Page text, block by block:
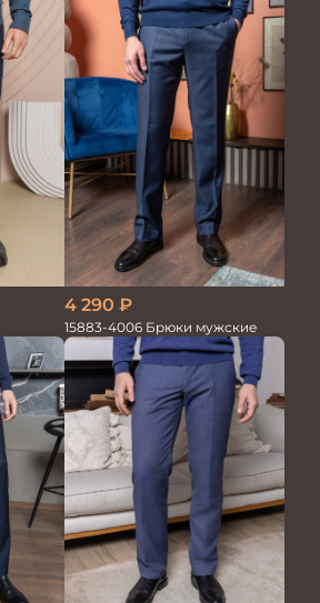
4 290 ₽
15883-4006 Брюки мужские